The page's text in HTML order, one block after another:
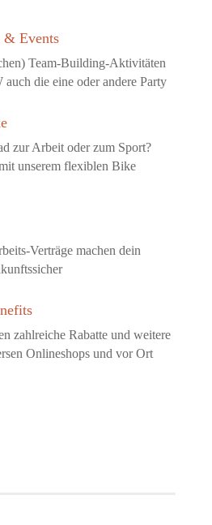
& Events
Team-Building-Aktivitäten
die eine oder andere Party
zur Arbeit oder zum Sport?
unserem flexiblen Bike
Verträge machen dein
zahlreiche Rabatte und weitere
Onlineshops und vor Ort